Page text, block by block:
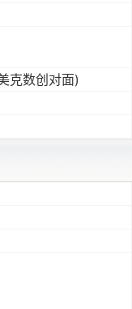
克数创对面)